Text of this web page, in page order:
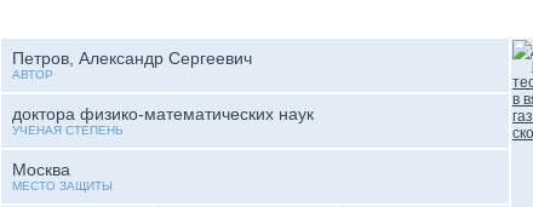
Петров, Александр Сергеевич
АВТОР
доктора физико-математических наук
УЧЕНАЯ СТЕПЕНЬ
Москва
МЕСТО ЗАЩИТЫ